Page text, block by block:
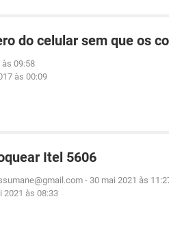
do celular sem que os
às 09:58
às 00:09
Itel 5606
- 30 mai 2021 às
2021 às 08:33